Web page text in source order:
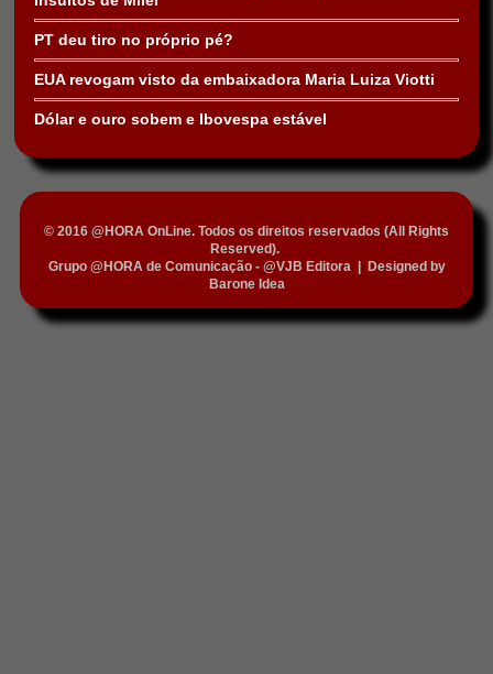
PT deu tiro no próprio pé?
EUA revogam visto da embaixadora Maria Luiza Viotti
Dólar e ouro sobem e Ibovespa estável
© 2016 @HORA OnLine. Todos os direitos reservados (All Rights
Reserved).
Grupo @HORA de Comunicação - @VJB Editora|
Designed by
Barone Idea